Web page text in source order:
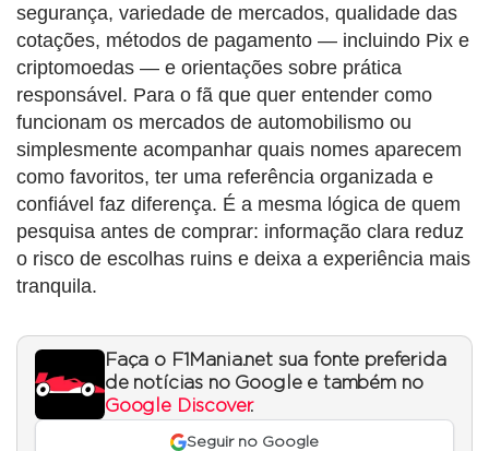
segurança, variedade de mercados, qualidade das
cotações, métodos de pagamento — incluindo Pix e
criptomoedas — e orientações sobre prática
responsável. Para o fã que quer entender como
funcionam os mercados de automobilismo ou
simplesmente acompanhar quais nomes aparecem
como favoritos, ter uma referência organizada e
confiável faz diferença. É a mesma lógica de quem
pesquisa antes de comprar: informação clara reduz
o risco de escolhas ruins e deixa a experiência mais
tranquila.
Faça o F1Mania.net sua fonte preferida
de notícias no Google e também no
Google Discover.
Seguir no Google